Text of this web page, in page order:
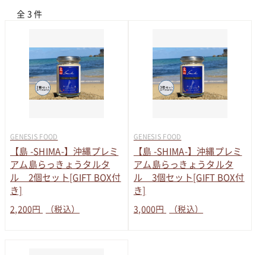
全 3 件
GENESIS FOOD
【島 -SHIMA-】沖縄プレミ
アム島らっきょうタルタ
ル 2個セット[GIFT BOX付
き]
2,200円 （税込）
GENESIS FOOD
【島 -SHIMA-】沖縄プレミ
アム島らっきょうタルタ
ル 3個セット[GIFT BOX付
き]
3,000円 （税込）